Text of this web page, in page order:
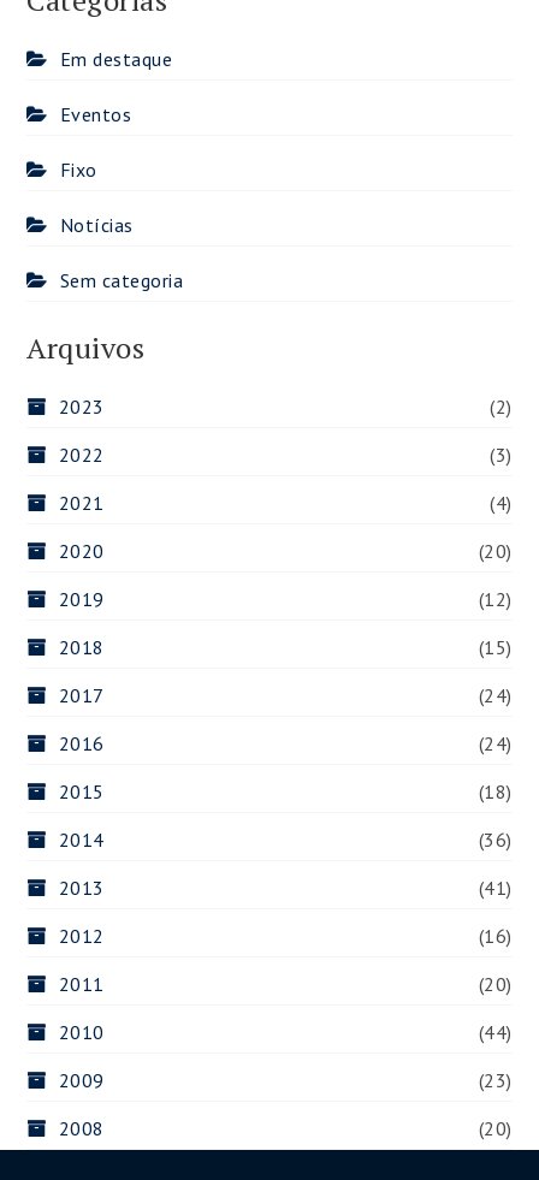
Em destaque
Eventos
Fixo
Notícias
Sem categoria
Arquivos
2023
(2)
2022
(3)
2021
(4)
2020
(20)
2019
(12)
2018
(15)
2017
(24)
2016
(24)
2015
(18)
2014
(36)
2013
(41)
2012
(16)
2011
(20)
2010
(44)
2009
(23)
2008
(20)